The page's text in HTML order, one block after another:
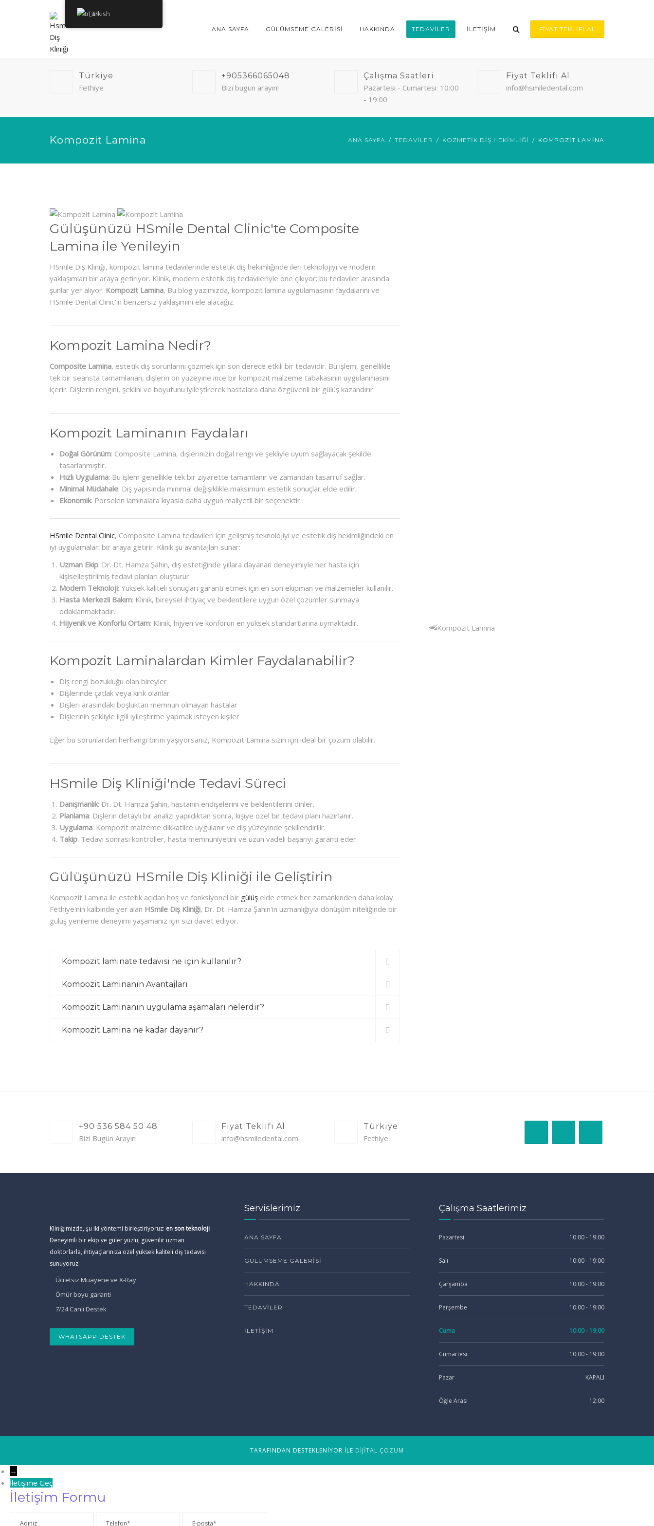
ANA SAYFA GÜLÜMSEME GALERISI HAKKINDA TEDAVILER İLETIŞIM FIYAT TEKLIFI AL
Türkiye
Fethiye
+905366065048
Bizi bugün arayın!
Çalışma Saatleri
Pazartesi - Cumartesi: 10:00
- 19:00
Fiyat Teklifi Al
info@hsmiledental.com
Kompozit Lamina ANA SAYFA TEDAVILER KOZMETIK DIŞ HEKIMLIĞI KOMPOZIT LAMINA
Öncesi
Sonrası
Gülüşünüzü HSmile Dental Clinic'te Composite
Lamina ile Yenileyin
HSmile Diş Kliniği, kompozit lamina tedavilerinde estetik diş hekimliğinde ileri teknolojiyi ve modern
yaklaşımları bir araya getiriyor. Klinik, modern estetik diş tedavileriyle öne çıkıyor; bu tedaviler arasında
şunlar yer alıyor: Kompozit Lamina, Bu blog yazımızda, kompozit lamina uygulamasının faydalarını ve
HSmile Dental Clinic'in benzersiz yaklaşımını ele alacağız.
Kompozit Lamina Nedir?
Composite Lamina, estetik diş sorunlarını çözmek için son derece etkili bir tedavidir. Bu işlem, genellikle
tek bir seansta tamamlanan, dişlerin ön yüzeyine ince bir kompozit malzeme tabakasının uygulanmasını
içerir. Dişlerin rengini, şeklini ve boyutunu iyileştirerek hastalara daha özgüvenli bir gülüş kazandırır.
Kompozit Laminanın Faydaları
Doğal Görünüm: Composite Lamina, dişlerinizin doğal rengi ve şekliyle uyum sağlayacak şekilde
tasarlanmıştır.
Hızlı Uygulama: Bu işlem genellikle tek bir ziyarette tamamlanır ve zamandan tasarruf sağlar.
Minimal Müdahale: Diş yapısında minimal değişiklikle maksimum estetik sonuçlar elde edilir.
Ekonomik: Porselen laminalara kıyasla daha uygun maliyetli bir seçenektir.
HSmile Dental Clinic, Composite Lamina tedavileri için gelişmiş teknolojiyi ve estetik diş hekimliğindeki en
iyi uygulamaları bir araya getirir. Klinik şu avantajları sunar:
Uzman Ekip: Dr. Dt. Hamza Şahin, diş estetiğinde yıllara dayanan deneyimiyle her hasta için
kişiselleştirilmiş tedavi planları oluşturur.
Modern Teknoloji: Yüksek kaliteli sonuçları garanti etmek için en son ekipman ve malzemeler kullanılır.
Hasta Merkezli Bakım: Klinik, bireysel ihtiyaç ve beklentilere uygun özel çözümler sunmaya
odaklanmaktadır.
Hijyenik ve Konforlu Ortam: Klinik, hijyen ve konforun en yüksek standartlarına uymaktadır.
Kompozit Laminalardan Kimler Faydalanabilir?
Diş rengi bozukluğu olan bireyler
Dişlerinde çatlak veya kırık olanlar
Dişleri arasındaki boşluktan memnun olmayan hastalar
Dişlerinin şekliyle ilgili iyileştirme yapmak isteyen kişiler
Eğer bu sorunlardan herhangi birini yaşıyorsanız, Kompozit Lamina sizin için ideal bir çözüm olabilir.
HSmile Diş Kliniği'nde Tedavi Süreci
Danışmanlık: Dr. Dt. Hamza Şahin, hastanın endişelerini ve beklentilerini dinler.
Planlama: Dişlerin detaylı bir analizi yapıldıktan sonra, kişiye özel bir tedavi planı hazırlanır.
Uygulama: Kompozit malzeme dikkatlice uygulanır ve diş yüzeyinde şekillendirilir.
Takip: Tedavi sonrası kontroller, hasta memnuniyetini ve uzun vadeli başarıyı garanti eder.
Gülüşünüzü HSmile Diş Kliniği ile Geliştirin
Kompozit Lamina ile estetik açıdan hoş ve fonksiyonel bir gülüş elde etmek her zamankinden daha kolay.
Fethiye'nin kalbinde yer alan HSmile Diş Kliniği, Dr. Dt. Hamza Şahin'in uzmanlığıyla dönüşüm niteliğinde bir
gülüş yenileme deneyimi yaşamanız için sizi davet ediyor.
Kompozit laminate tedavisi ne için kullanılır?
Kompozit Laminanın Avantajları
Kompozit Laminanın uygulama aşamaları nelerdir?
Kompozit Lamina ne kadar dayanır?
+90 536 584 50 48
Bizi Bugün Arayın
Fiyat Teklifi Al
info@hsmiledental.com
Türkiye
Fethiye
Kliniğimizde, şu iki yöntemi birleştiriyoruz: en son teknoloji
Deneyimli bir ekip ve güler yüzlü, güvenilir uzman
doktorlarla, ihtiyaçlarınıza özel yüksek kaliteli diş tedavisi
sunuyoruz.
Ücretsiz Muayene ve X-Ray
Ömür boyu garanti
7/24 Canlı Destek
WHATSAPP DESTEK
Servislerimiz
ANA SAYFA
GÜLÜMSEME GALERISI
HAKKINDA
TEDAVILER
İLETIŞIM
Çalışma Saatlerimiz
Pazartesi 10:00 - 19:00
Salı 10:00 - 19:00
Çarşamba 10:00 - 19:00
Perşembe 10:00 - 19:00
Cuma 10:00 - 19:00
Cumartesi 10:00 - 19:00
Pazar KAPALI
Öğle Arası 12:00
TARAFINDAN DESTEKLENIYOR ILE DIJITAL ÇÖZÜM
Turkish
→
İletişime Geç
İletişim Formu